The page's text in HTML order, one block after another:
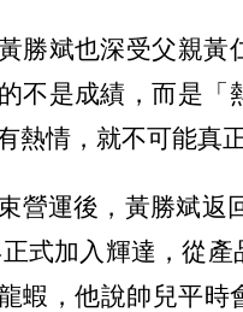
勝斌也深受父親黃
不是成績，而是「
熱情，就不可能真
營運後，黃勝斌返
式加入輝達，從
蝦，他說帥兒平時